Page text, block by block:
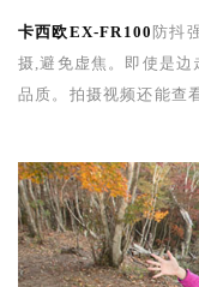
卡西欧EX-FR100 防抖
摄,避免虚焦。即使是
品质。拍摄视频还能查